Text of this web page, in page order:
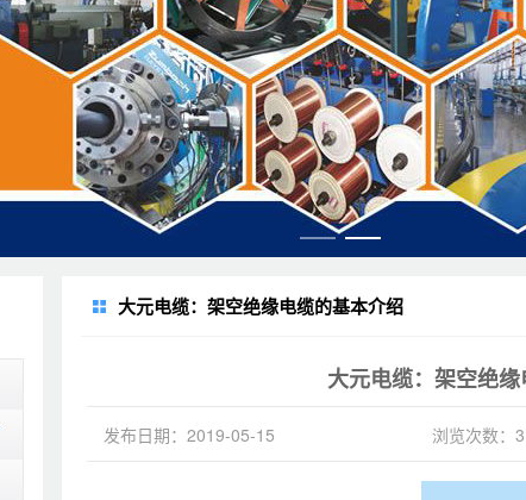
大元电缆：架空绝缘电缆的基本介绍
大元电缆：架空绝
发布日期：2019-05-15 浏览次数：